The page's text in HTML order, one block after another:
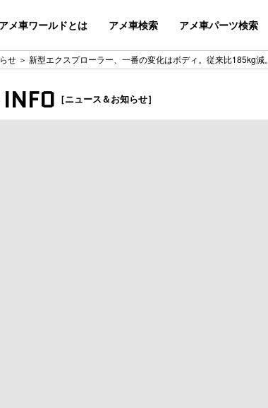
アメ車ワールドとは アメ車検索 アメ車パーツ検索
せ ＞ 新型エクスプローラー、一番の変化はボディ。従来比185kg減。
［ニュース＆お知らせ］